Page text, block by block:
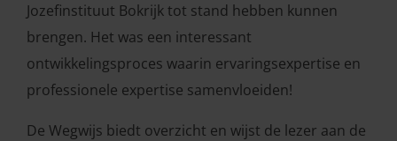
Jozefinstituut Bokrijk tot stand hebben kunnen
brengen. Het was een interessant
ontwikkelingsproces waarin ervaringsexpertise en
professionele expertise samenvloeiden!
De Wegwijs biedt overzicht en wijst de lezer aan de